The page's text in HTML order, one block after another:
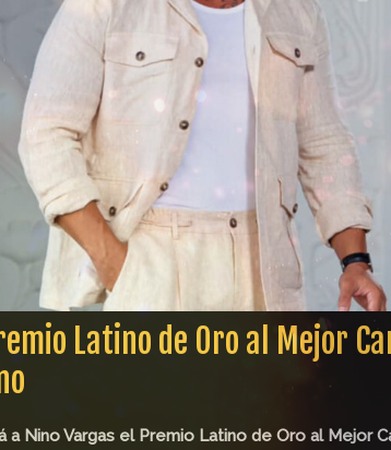
Latino de Oro al Mejor
a Nino Vargas el Premio Latino de Oro al Mejor